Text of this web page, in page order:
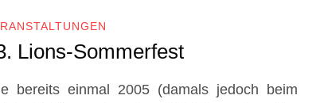
Lions-Sommerfest
bereits einmal 2005 (damals jedoch beim